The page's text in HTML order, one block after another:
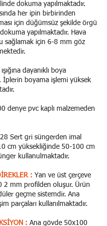
dokuma yapılmaktadır.
her ipin birbirinden
için düğümsüz şekilde örgü
yapılmaktadır. Hava
sağlamak için 6-8 mm göz
dayanıklı boya
İplerin boyama işlemi yüksek
denye pvc kaplı malzemeden
Sert gri süngerden imal
cm yüksekliğinde 50-100 cm
kullanulmaktadır.
: Yan ve üst çerçeve
2 mm profilden oluşur. Ürün
geçme sistemdir. Ana
parçaları kullanılmaktadır.
: Ana gövde 50x100